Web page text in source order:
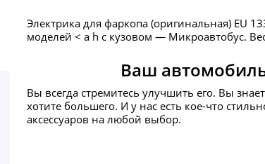
Электрика для фаркопа (оригинальная) EU
моделей < a h с кузовом — Микроавтобус.
Ваш
Вы всегда стремитесь улучшить его. Вы
хотите большего. И у нас есть кое-что
аксессуаров на любой выбор.